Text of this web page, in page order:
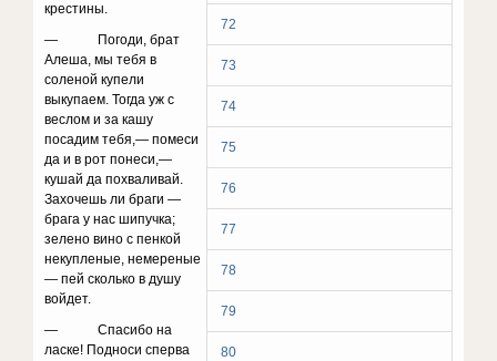
72
73
74
75
76
77
78
79
80
крестины.
— Погоди, брат
Алеша, мы тебя в
соленой купели
выкупаем. Тогда уж с
веслом и за кашу
посадим тебя,— помеси
да и в рот понеси,—
кушай да похваливай.
За­хочешь ли браги —
брага у нас шипучка;
зелено вино с пенкой
некупленые, немереные
— пей сколько в душу
войдет.
— Спасибо на
ласке! Подноси сперва